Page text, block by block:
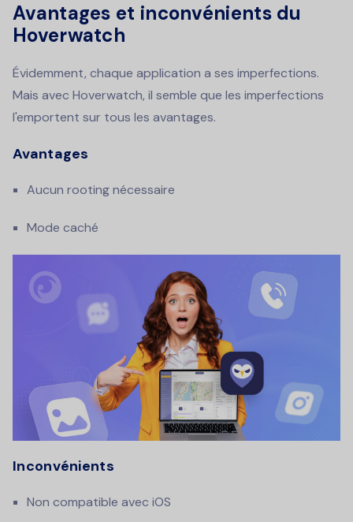
Avantages et inconvénients du
Hoverwatch
Évidemment, chaque application a ses imperfections.
Mais avec Hoverwatch, il semble que les imperfections
l'emportent sur tous les avantages.
Avantages
Aucun rooting nécessaire
Mode caché
Inconvénients
Non compatible avec iOS